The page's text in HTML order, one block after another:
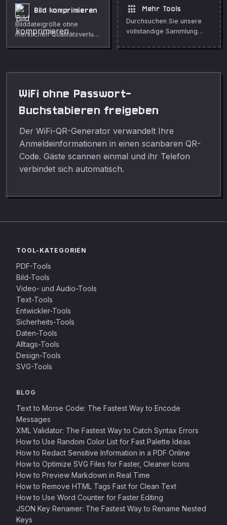
Farbe und optional
versetzten Reihen. Perfekt
für Hintergründe,
Notizbücher und UI-Design.
Bild komprimieren
Bilddateigröße ohne
merklichen Qualitätsverlust
apps Mehr Tools
Durchsuchen Sie unsere
vollstandige Sammlung
WiFi ohne Passwort-
Buchstabieren freigeben
Der WiFi-QR-Generator verwandelt Ihre
Anmeldeinformationen in einen scanbaren QR-
Code. Gäste scannen einmal und ihr Telefon
verbindet sich automatisch.
TOOL-KATEGORIEN
PDF-Tools
Bild-Tools
Video- und Audio-Tools
Text-Tools
Entwickler-Tools
Sicherheits-Tools
Daten-Tools
Alltags-Tools
Design-Tools
SVG-Tools
BLOG
Text to Morse Code: The Fastest Way to Encode
Messages
XML Validator: The Fastest Way to Catch Syntax Errors
How to Use Random Color List for Fast Palette Ideas
How to Redact Sensitive Information in a PDF Online
How to Optimize SVG Files for Faster, Cleaner Icons
How to Preview Markdown in Real Time
How to Remove HTML Tags Fast for Clean Text
How to Use Word Counter for Faster Editing
JSON Key Renamer: The Fastest Way to Rename Nested
Keys